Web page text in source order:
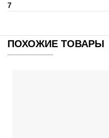
7
ПОХОЖИЕ ТОВАРЫ